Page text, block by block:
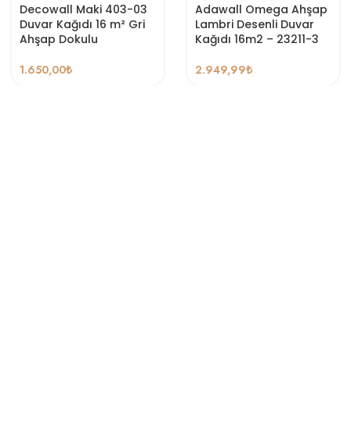
Decowall Maki 403-03
Duvar Kağıdı 16 m² Gri
Ahşap Dokulu
1.650,00₺
Adawall Omega Ahşap
Lambri Desenli Duvar
Kağıdı 16m2 – 23211-3
2.949,99₺